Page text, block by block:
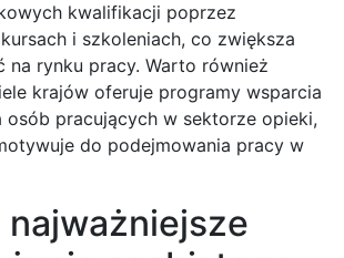
kwalifikacji poprzez
i szkoleniach, co zwiększa
na rynku pracy. Warto również
krajów oferuje programy wsparcia
osób pracujących w sektorze opieki,
do podejmowania pracy w
najważniejsze